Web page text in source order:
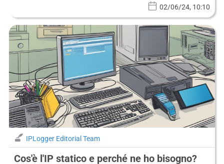
02/06/24, 10:10
IPLogger Editorial Team
Cos'è l'IP statico e perché ne ho bisogno?